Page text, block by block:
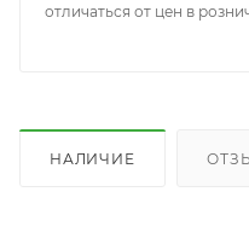
отличаться от цен в
НАЛИЧИЕ